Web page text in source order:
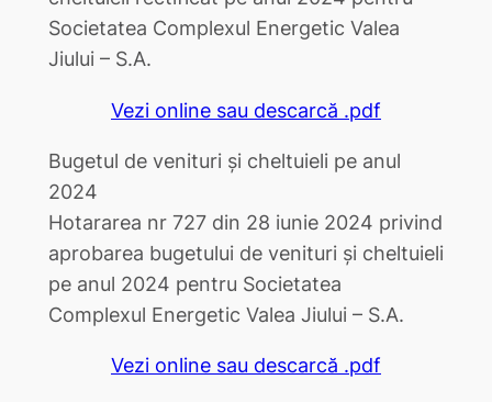
Societatea Complexul Energetic Valea
Jiului – S.A.
Vezi online sau descarcă .pdf
Bugetul de venituri și cheltuieli pe anul
2024
Hotararea nr 727 din 28 iunie 2024 privind
aprobarea bugetului de venituri şi cheltuieli
pe anul 2024 pentru Societatea
Complexul Energetic Valea Jiului – S.A.
Vezi online sau descarcă .pdf